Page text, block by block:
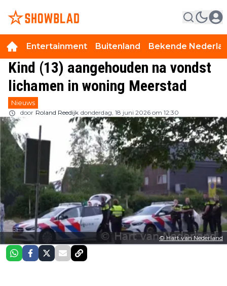
Entertainment Buitenland Bekende
Kind (13) aangehouden na vondst
lichamen in woning Meerstad
Nieuws
door Roland Reedijk donderdag, 18 juni 2026 om 12:30
© Hart van Nederland